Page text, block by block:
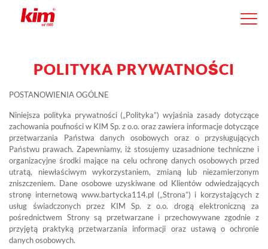
POLITYKA PRYWATNOŚCI
POSTANOWIENIA OGÓLNE
Niniejsza polityka prywatności („Polityka”) wyjaśnia zasady dotyczące
zachowania poufności w KIM Sp. z o.o. oraz zawiera informacje dotyczące
przetwarzania Państwa danych osobowych oraz o przysługujących
Państwu prawach. Zapewniamy, iż stosujemy uzasadnione techniczne i
organizacyjne środki mające na celu ochronę danych osobowych przed
utratą, niewłaściwym wykorzystaniem, zmianą lub niezamierzonym
zniszczeniem. Dane osobowe uzyskiwane od Klientów odwiedzających
stronę internetową www.bartycka114.pl („Strona”) i korzystających z
usług świadczonych przez KIM Sp. z o.o. drogą elektroniczną za
pośrednictwem Strony są przetwarzane i przechowywane zgodnie z
przyjętą praktyką przetwarzania informacji oraz ustawą o ochronie
danych osobowych.